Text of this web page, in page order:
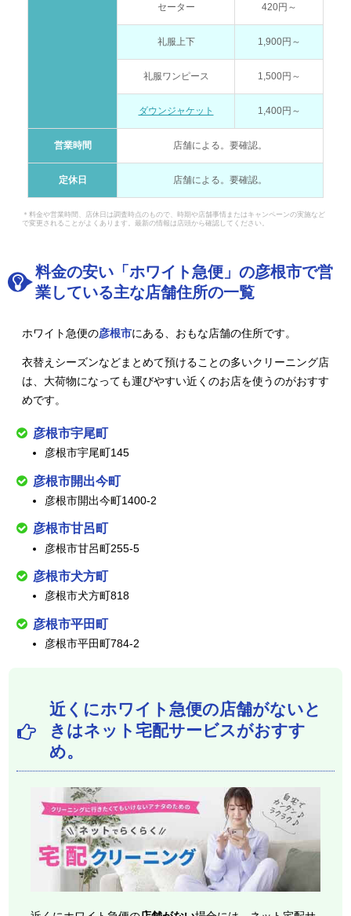
セーター 420円～
礼服上下 1,900円～
礼服ワンピース 1,500円～
ダウンジャケット 1,400円～
営業時間 店舗による。要確認。
定休日 店舗による。要確認。
＊料金や営業時間、店休日は調査時点のもので、時期や店舗事情またはキャンペーンの実施など
で変更されることがよくあります。最新の情報は店頭から確認してください。
料金の安い「ホワイト急便」の彦根市で営
業している主な店舗住所の一覧
ホワイト急便の彦根市にある、おもな店舗の住所です。
衣替えシーズンなどまとめて預けることの多いクリーニング店
は、大荷物になっても運びやすい近くのお店を使うのがおすす
めです。
彦根市宇尾町
彦根市宇尾町145
彦根市開出今町
彦根市開出今町1400-2
彦根市甘呂町
彦根市甘呂町255-5
彦根市犬方町
彦根市犬方町818
彦根市平田町
彦根市平田町784-2
近くにホワイト急便の店舗がないと
きはネット宅配サービスがおすす
め。